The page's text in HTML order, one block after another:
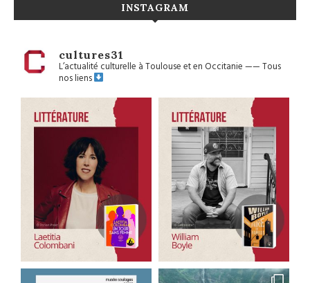
INSTAGRAM
cultures31
L’actualité culturelle à Toulouse et en Occitanie——Tous
nos liens